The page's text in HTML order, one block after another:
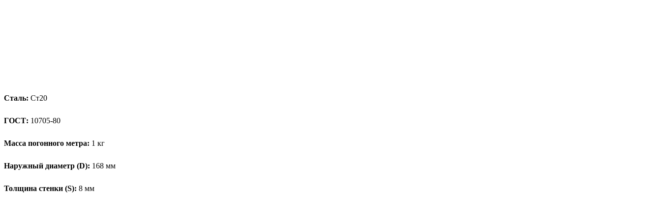
Сталь: Ст20
ГОСТ: 10705-80
Масса погонного метра: 1 кг
Наружный диаметр (D): 168 мм
Толщина стенки (S): 8 мм